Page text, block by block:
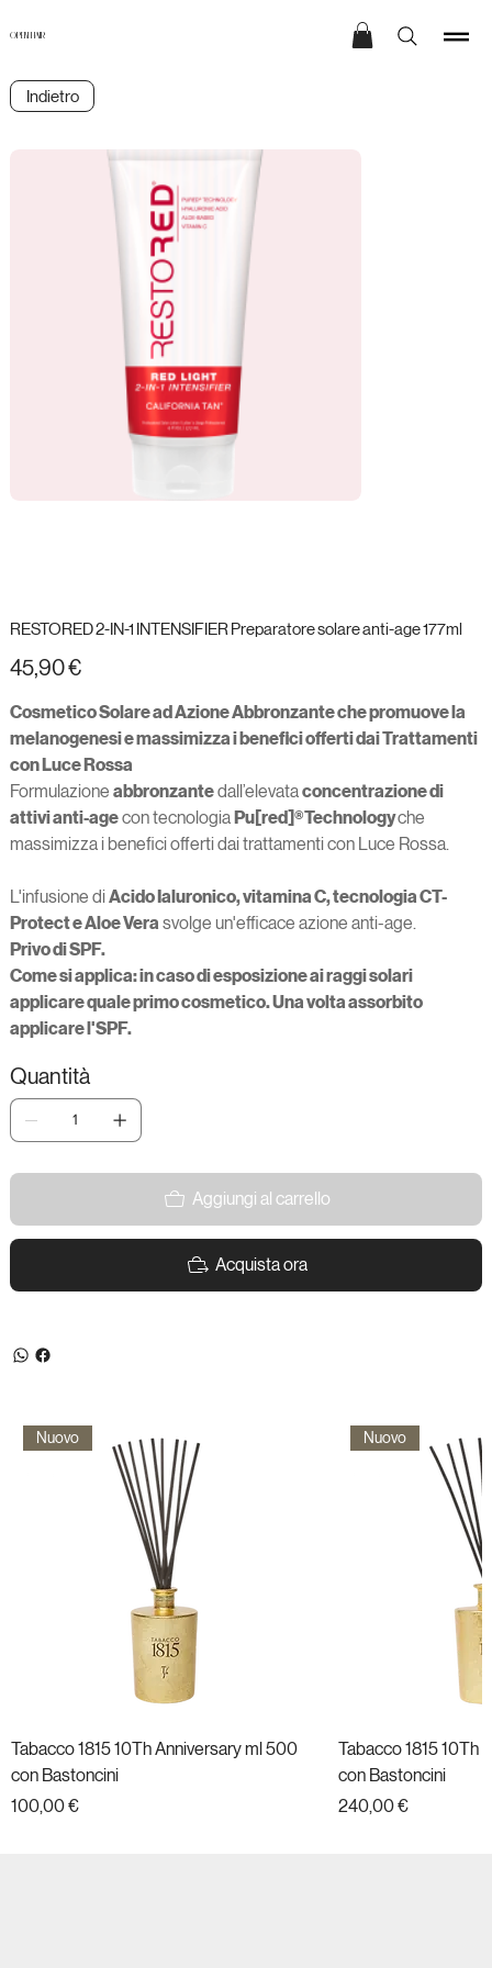
RESTORED 2-IN-1 INTENSIFIER Preparatore solare anti-age 177ml
Prezzo
45,90 €
Cosmetico Solare ad Azione Abbronzante che promuove la
melanogenesi e massimizza i benefici offerti dai Trattamenti
con Luce Rossa
Formulazione abbronzantedall’elevataconcentrazione di
attivi anti-agecon tecnologiaPu[red]®Technologyche
massimizza i benefici offerti dai trattamenti con Luce Rossa.
L'infusione diAcido Ialuronico, vitamina C, tecnologia CT-
Protect e Aloe Vera svolge un'efficace azione anti-age.
Privo di SPF.
Come si applica: in caso di esposizione ai raggi solari
applicare quale primo cosmetico. Una volta assorbito
applicare l'SPF.
Quantità
Aggiungi al carrello
Acquista ora
Indietro
Nuovo
Tabacco 1815 10Th Anniversary ml 500
con Bastoncini
Prezzo
100,00 €
Nuovo
Tabacco 1815 10Th
con Bastoncini
Prezzo
240,00 €
OPEN HAIR